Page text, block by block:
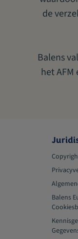
de
Balens
het
Balens